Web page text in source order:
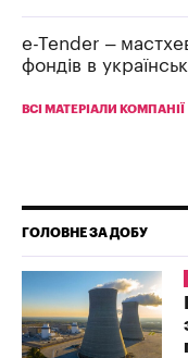
e-Tender –
фондів в
ВСІ МАТЕРІАЛИ КОМПАНІЇ
ГОЛОВНЕ ЗА ДОБУ